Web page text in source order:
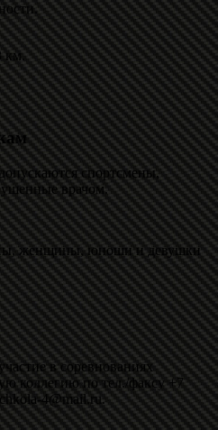
спортсмены,
врачом.
женщины, юноши и девушки
в соревнованиях
коллегию по тел./факсу +7
4@mail.ru.